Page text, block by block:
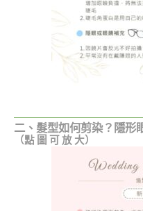
二、髮型如何剪染？隱形
（點 圖 可 放 大）